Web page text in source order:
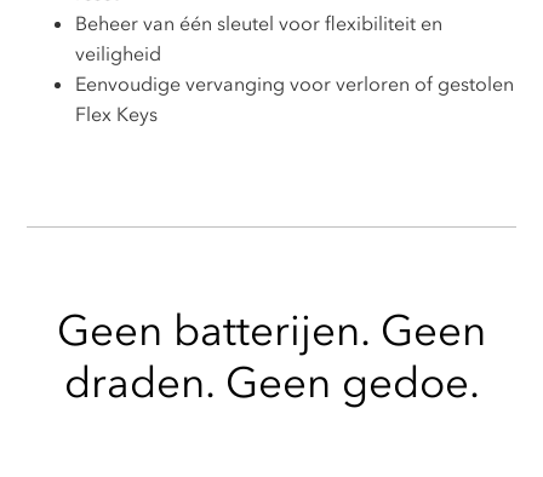
Beheer van één sleutel voor flexibiliteit en
veiligheid
Eenvoudige vervanging voor verloren of gestolen
Flex Keys
Geen batterijen. Geen
draden. Geen gedoe.